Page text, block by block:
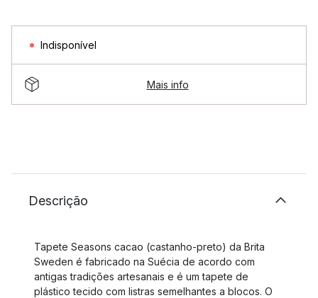
Indisponível
Mais info
Descrição
Tapete Seasons cacao (castanho-preto) da Brita
Sweden é fabricado na Suécia de acordo com
antigas tradições artesanais e é um tapete de
plástico tecido com listras semelhantes a blocos. O